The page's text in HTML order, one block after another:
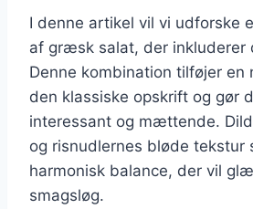
I denne artikel vil vi udforske
af græsk salat, der inkluderer
Denne kombination tilføjer en
den klassiske opskrift og gør
interessant og mættende.
og risnudlernes bløde tekstur
harmonisk balance, der vil
smagsløg.